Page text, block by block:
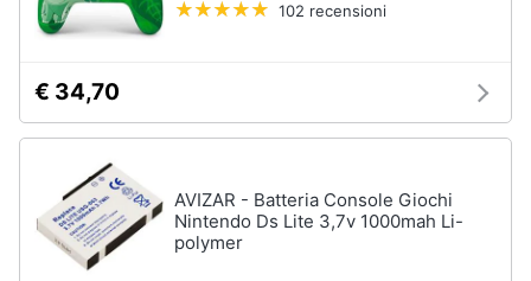
102 recensioni
€ 34,70
AVIZAR - Batteria Console Giochi
Nintendo Ds Lite 3,7v 1000mah Li-
polymer